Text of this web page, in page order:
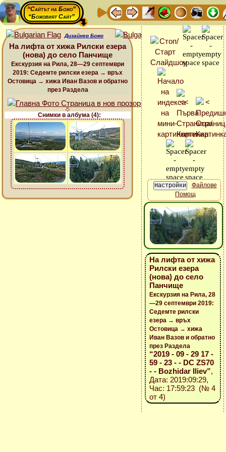
“Сайтът на Божо”
“Божовият Сайт”
Дизайнер Божо
На лифта от хижа Рилски езера
(нова) до село Панчище
Екскурзия на Рила, 28—29 септември
2019: Седемте рилски езера → връх
Остовица → хижа Иван Вазов и обратно
през Раздела
Снимки в албума (4):
Файлове
Помощ
На лифта от хижа
Рилски езера
(нова) до село
Панчище
Екскурзия на Рила, 28
—29 септември 2019:
Седемте рилски
езера → връх
Остовица → хижа
Иван Вазов и обратно
през Раздела
“2019 - 09 - 29 17 -
59 - 23 - - DC ZS70
- - Bozhidar Iliev”,
Дата: 2019:09:29,
Час: 17:59:23 (№ 4
от 4)